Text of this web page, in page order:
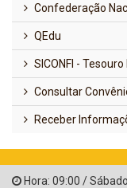
Confederação
QEdu
SICONFI - Tesouro
Consultar
Receber
Hora: 09:00 /Sábado